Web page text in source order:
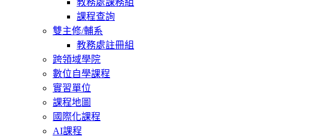
課程查詢
雙主修/輔系
教務處註冊組
跨領域學院
數位自學課程
實習單位
課程地圖
國際化課程
AI課程